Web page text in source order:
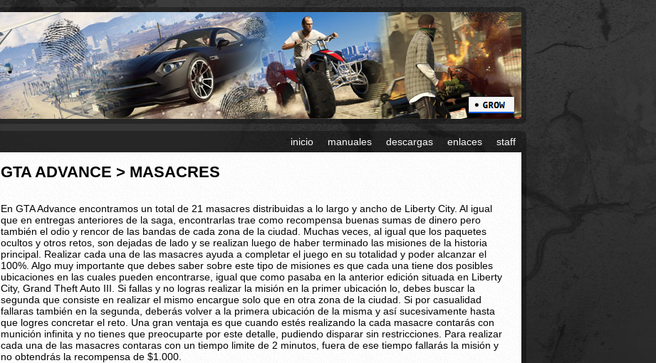
inicio manuales descargas enlaces staff
GTA ADVANCE > MASACRES
En GTA Advance encontramos un total de 21 masacres distribuidas a lo largo y ancho de Liberty City. Al igual
que en entregas anteriores de la saga, encontrarlas trae como recompensa buenas sumas de dinero pero
también el odio y rencor de las bandas de cada zona de la ciudad. Muchas veces, al igual que los paquetes
ocultos y otros retos, son dejadas de lado y se realizan luego de haber terminado las misiones de la historia
principal. Realizar cada una de las masacres ayuda a completar el juego en su totalidad y poder alcanzar el
100%. Algo muy importante que debes saber sobre este tipo de misiones es que cada una tiene dos posibles
ubicaciones en las cuales pueden encontrarse, igual que como pasaba en la anterior edición situada en Liberty
City, Grand Theft Auto III. Si fallas y no logras realizar la misión en la primer ubicación lo, debes buscar la
segunda que consiste en realizar el mismo encargue solo que en otra zona de la ciudad. Si por casualidad
fallaras también en la segunda, deberás volver a la primera ubicación de la misma y así sucesivamente hasta
que logres concretar el reto. Una gran ventaja es que cuando estés realizando la cada masacre contarás con
munición infinita y no tienes que preocuparte por este detalle, pudiendo disparar sin restricciones. Para realizar
cada una de las masacres contaras con un tiempo limite de 2 minutos, fuera de ese tiempo fallarás la misión y
no obtendrás la recompensa de $1.000.